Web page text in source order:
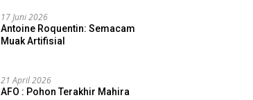
17 Juni 2026
Antoine Roquentin: Semacam
Muak Artifisial
21 April 2026
AFO : Pohon Terakhir Mahira